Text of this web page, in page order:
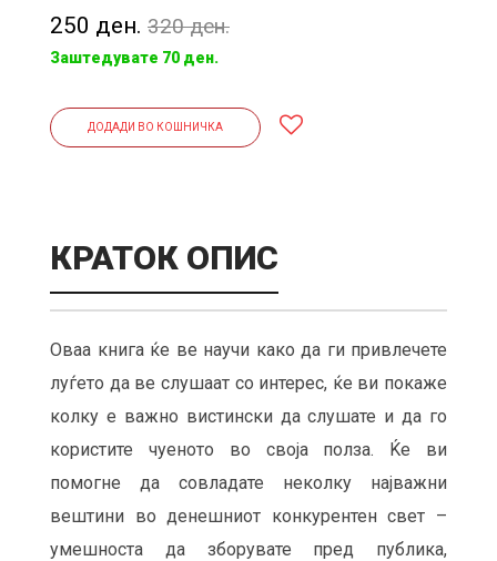
250 ден. 320 ден.
Заштедувате 70 ден.
ДОДАДИ ВО КОШНИЧКА
КРАТОК ОПИС
Оваа книга ќе ве научи како да ги привлечете
луѓето да ве слушаат со интерес, ќе ви покаже
колку е важно вистински да слушате и да го
користите чуеното во своја полза. Ќе ви
помогне да совладате неколку најважни
вештини во денешниот конкурентен свет –
умешноста да зборувате пред публика,